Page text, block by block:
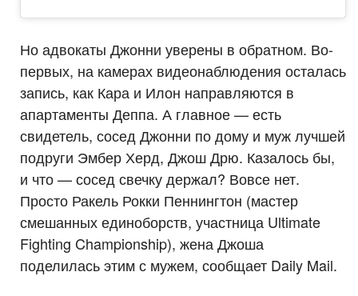
Но адвокаты Джонни уверены в обратном. Во-
первых, на камерах видеонаблюдения осталась
запись, как Кара и Илон направляются в
апартаменты Деппа. А главное — есть
свидетель, сосед Джонни по дому и муж лучшей
подруги Эмбер Херд, Джош Дрю. Казалось бы,
и что — сосед свечку держал? Вовсе нет.
Просто Ракель Рокки Пеннингтон (мастер
смешанных единоборств, участница Ultimate
Fighting Championship), жена Джоша
поделилась этим с мужем, сообщает Daily Mail.